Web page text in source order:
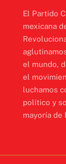
El Partido
mexicana
el mundo,
el
luchamos
político y
mayoría de